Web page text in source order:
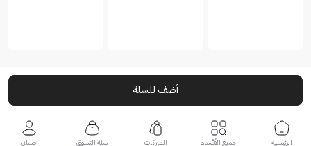
أضف للسلة
الرئيسية جميع الأقسام الماركات سلة التسوق حسابي